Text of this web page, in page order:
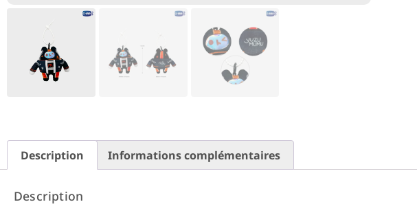
Description Informations complémentaires
Description